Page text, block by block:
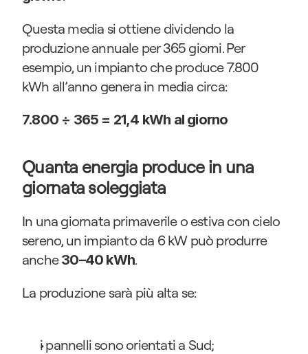
Questa media si ottiene dividendo la
produzione annuale per 365 giorni. Per
esempio, un impianto che produce 7.800
kWh all’anno genera in media circa:
7.800 ÷ 365 = 21,4 kWh al giorno
Quanta energia produce in una
giornata soleggiata
In una giornata primaverile o estiva con cielo
sereno, un impianto da 6 kW può produrre
anche 30–40 kWh.
La produzione sarà più alta se:
i pannelli sono orientati a Sud;